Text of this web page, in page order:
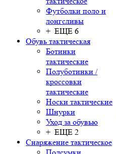
Футболки поло и
лонгсливы
+ ЕЩЕ 6
Обувь тактическая
Ботинки
тактические
Полуботинки /
кроссовки
тактические
Носки тактические
Шнурки
Уход за обувью
+ ЕЩЕ 2
Снаряжение тактическое